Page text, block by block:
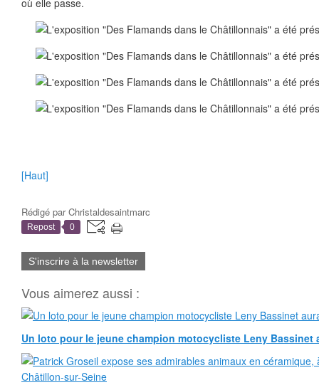
où elle passe.
[Haut]
Rédigé parChristaldesaintmarc
Repost 0
S'inscrire à la newsletter
Vous aimerez aussi :
Un loto pour le jeune champion motocycliste Leny Bassinet